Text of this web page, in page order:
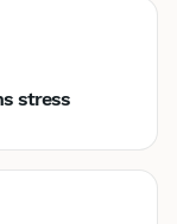
stress